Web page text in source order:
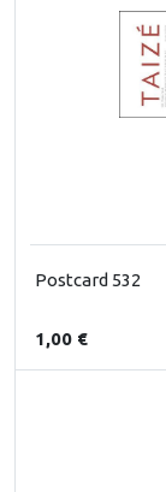
Postcard 532
1,00 €